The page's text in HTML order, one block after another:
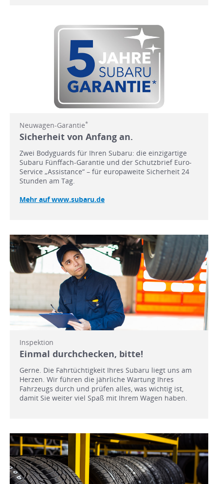
Neuwagen-Garantie*
Sicherheit von Anfang an.
Zwei Bodyguards für Ihren Subaru: die einzigartige
Subaru Fünffach-Garantie und der Schutzbrief Euro-
Service „Assistance“ – für europaweite Sicherheit 24
Stunden am Tag.
Mehr auf www.subaru.de
Inspektion
Einmal durchchecken, bitte!
Gerne. Die Fahrtüchtigkeit Ihres Subaru liegt uns am
Herzen. Wir führen die jährliche Wartung Ihres
Fahrzeugs durch und prüfen alles, was wichtig ist,
damit Sie weiter viel Spaß mit Ihrem Wagen haben.